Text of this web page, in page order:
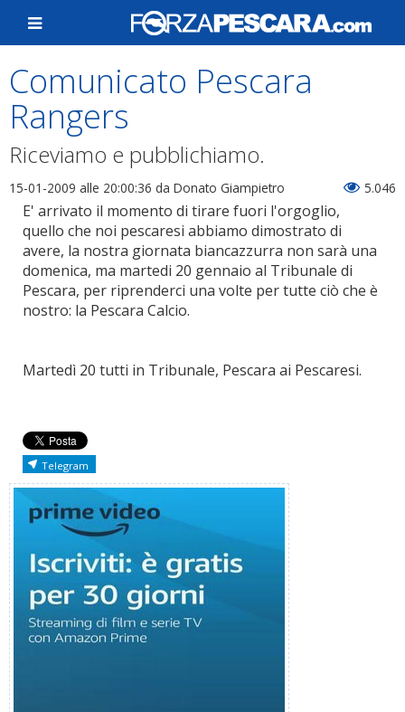
Comunicato Pescara
Rangers
Riceviamo e pubblichiamo.
15-01-2009 alle 20:00:36 da Donato Giampietro 5.046
E' arrivato il momento di tirare fuori l'orgoglio,
quello che noi pescaresi abbiamo dimostrato di
avere, la nostra giornata biancazzurra non sarà una
domenica, ma martedi 20 gennaio al Tribunale di
Pescara, per riprenderci una volte per tutte ciò che è
nostro: la Pescara Calcio.
Martedì 20 tutti in Tribunale, Pescara ai Pescaresi.
Telegram